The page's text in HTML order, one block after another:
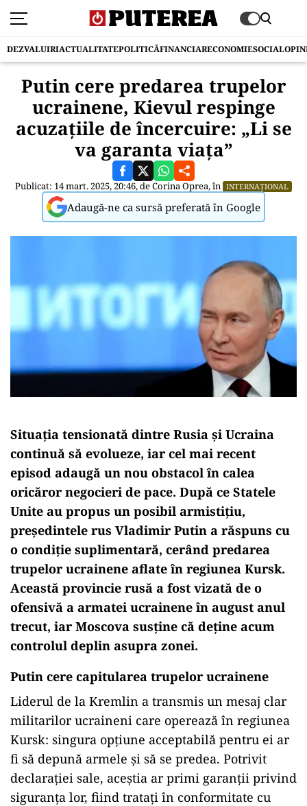
DEZVALUIRIACTUALITATEPOLITICĂFINANCIARECONOMIESOCIAL
Putin cere predarea trupelor
ucrainene, Kievul respinge
acuzațiile de încercuire: „Li se
va garanta viața”
Publicat: 14 mart. 2025, 20:46, deCorina Oprea, în INTERNAȚIONAL
Adaugă-ne ca sursă preferată în Google
Situația tensionată dintre Rusia și Ucraina
continuă să evolueze, iar cel mai recent
episod adaugă un nou obstacol în calea
oricăror negocieri de pace. După ce Statele
Unite au propus un posibil armistițiu,
președintele rus Vladimir Putin a răspuns cu
o condiție suplimentară, cerând predarea
trupelor ucrainene aflate în regiunea Kursk.
Această provincie rusă a fost vizată de o
ofensivă a armatei ucrainene în august anul
trecut, iar Moscova susține că deține acum
controlul deplin asupra zonei.
Putin cere capitularea trupelor ucrainene
Liderul de la Kremlin a transmis un mesaj clar
militarilor ucraineni care operează în regiunea
Kursk: singura opțiune acceptabilă pentru ei ar
fi să depună armele și să se predea. Potrivit
declarației sale, aceștia ar primi garanții privind
siguranța lor, fiind tratați în conformitate cu